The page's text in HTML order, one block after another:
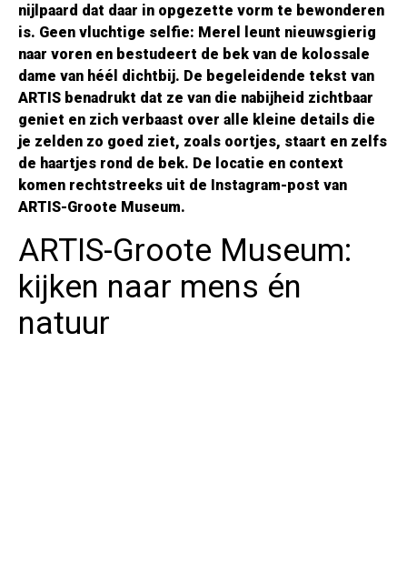
nijlpaard dat daar in opgezette vorm te bewonderen
is. Geen vluchtige selfie: Merel leunt nieuwsgierig
naar voren en bestudeert de bek van de kolossale
dame van héél dichtbij. De begeleidende tekst van
ARTIS benadrukt dat ze van die nabijheid zichtbaar
geniet en zich verbaast over alle kleine details die
je zelden zo goed ziet, zoals oortjes, staart en zelfs
de haartjes rond de bek. De locatie en context
komen rechtstreeks uit de Instagram-post van
ARTIS-Groote Museum.
ARTIS-Groote Museum:
kijken naar mens én
natuur